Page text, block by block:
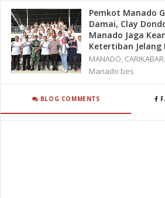
Pemkot Manado
Damai, Clay
Manado Jaga
Ketertiban Jelang
MANADO,
Manado bes
BLOG COMMENTS